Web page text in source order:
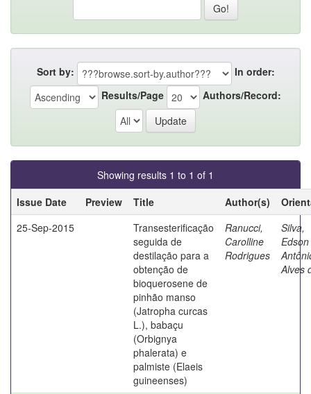
Sort by:
In order:
Results/Page
Authors/Record:
Showing results 1 to 1 of 1
Issue Date
Preview Title Author(s)
25-Sep-2015
Transesterificação
seguida de
destilação para a
obtenção de
bioquerosene de
pinhão manso
(Jatropha curcas
L.), babaçu
(Orbignya
phalerata) e
palmiste (Elaeis
guineenses)
Ranucci,
Carolline
Rodrigues
Silva,
Edson
Alves